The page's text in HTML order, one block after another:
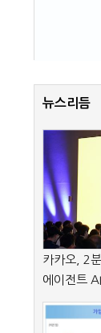
뉴스리듬
카카오, 2
에이전트